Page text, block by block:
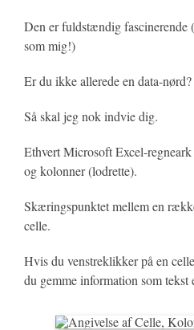
Den er fuldstændig fascinerende
som mig!)
Er du ikke allerede en data-
Så skal jeg nok indvie dig.
Ethvert Microsoft Excel-
og kolonner (lodrette).
Skæringspunktet mellem en
celle.
Hvis du venstreklikker på en
du gemme information som tekst